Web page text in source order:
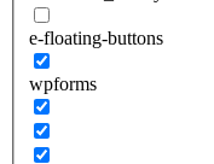
e-floating-buttons
wpforms